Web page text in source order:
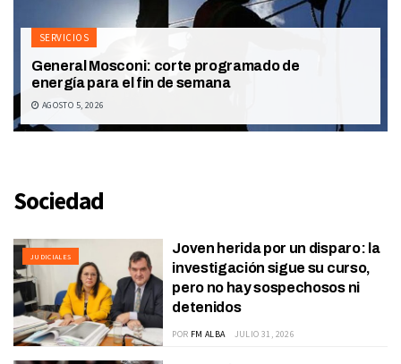
SERVICIOS
General Mosconi: corte programado de
energía para el fin de semana
AGOSTO 5, 2026
Sociedad
JUDICIALES
Joven herida por un disparo: la
investigación sigue su curso,
pero no hay sospechosos ni
detenidos
POR FM ALBA JULIO 31, 2026